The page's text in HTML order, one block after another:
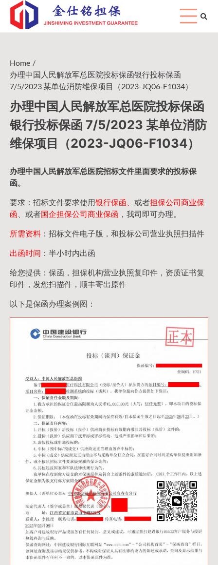
Skip
content
Home
办理中国人民解放军总医院投标保函银行投标保函
7/5/2023 某单位消防维保项目（2023-JQ06-F1034）
办理中国人民解放军总医院投标保函
银行投标保函 7/5/2023 某单位消防
维保项目（2023-JQ06-F1034）
办理中国人民解放军总医院招标文件里面要求的投标保
函。
要求：招标文件要求使用银行保函、 或者担保公司商业保
函 、或者国企担保公司商业保函 ，我司即可办理。
所需资料 ：招标文件电子版，和投标公司营业执照扫描件
出函时间 ：半小时内出函
给您提供：保函，担保机构营业执照复印件，资质证书复
印件，发您扫描件，顺丰寄出原件
以下是保函办理案例图：